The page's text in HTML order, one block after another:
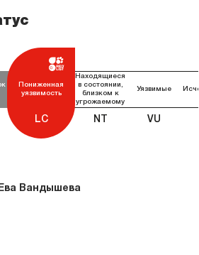
Пониженная
уязвимость
LC
Находящиеся
в состоянии,
близком к
угрожаемому
NT
Уязвимые
VU
Ева Вандышева